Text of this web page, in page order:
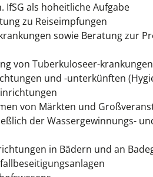
als hoheitliche Aufgabe
zu Reiseimpfungen
sowie Beratung zur
von Tuberkuloseer-krankungen
und -unterkünften
von Märkten und
der Wassergewinnungs-
in Bädern und an